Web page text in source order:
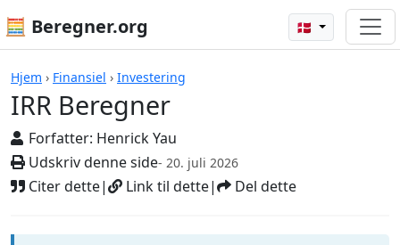
🧮 Beregner.org 🇩🇰
Hjem › Finansiel › Investering
IRR Beregner
Forfatter: Henrick Yau
Udskriv denne side- 20. juli 2026
Citer dette| Link til dette| Del dette
Beregnere